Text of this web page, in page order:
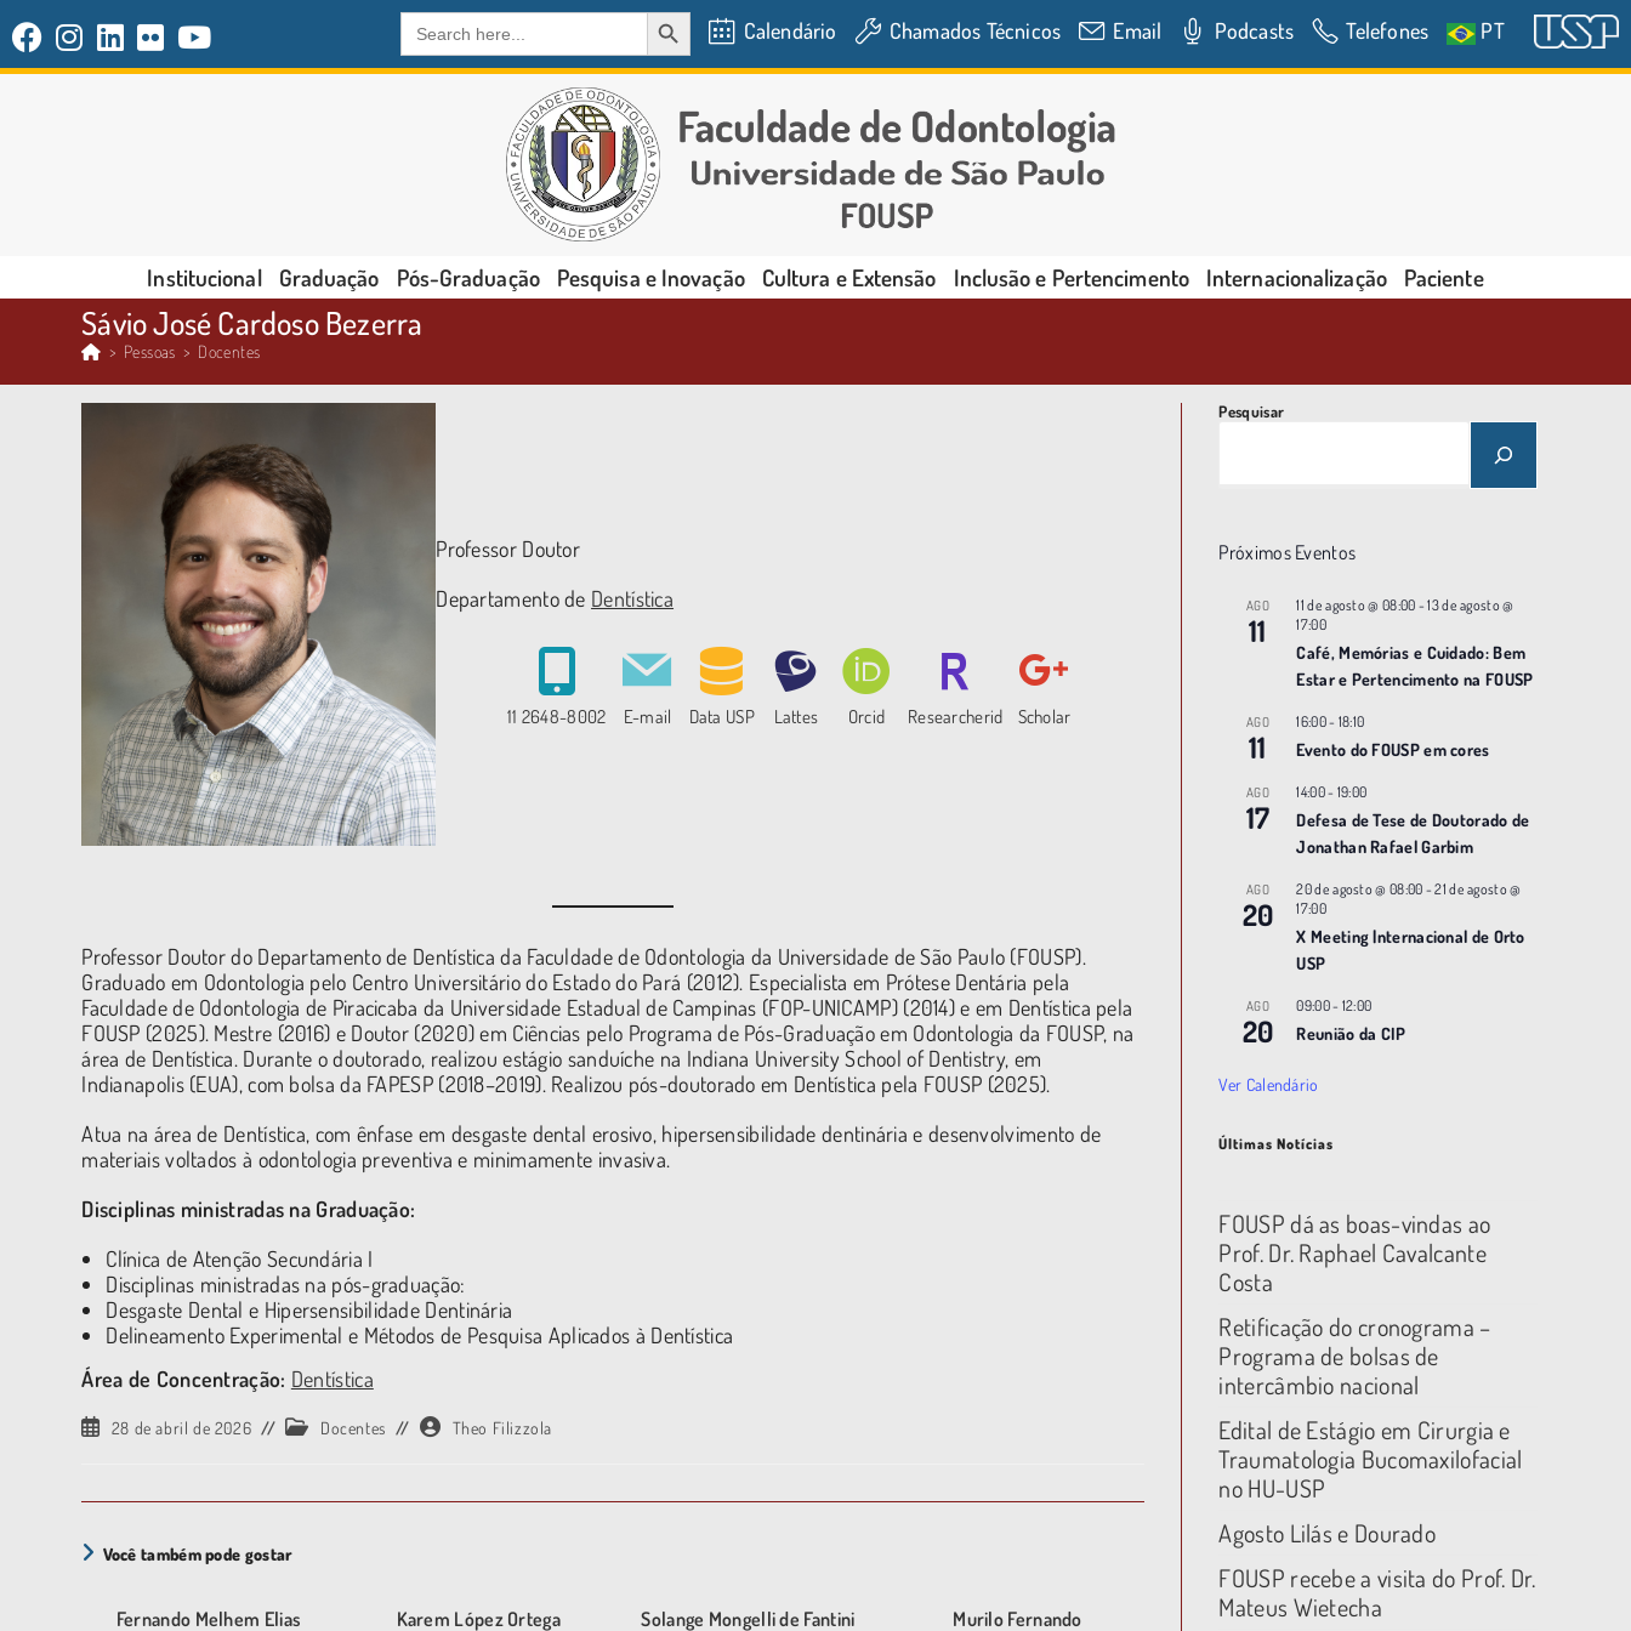
Search
for:
SEARCH BUTTON
Calendário Chamados Técnicos Email Podcasts Telefones PT
Institucional Graduação Pós-Graduação Pesquisa e Inovação Cultura e Extensão Inclusão e Pertencimento Internacionalização Paciente
Sávio José Cardoso Bezerra
> Pessoas > Docentes
Professor Doutor
Departamento de Dentística
11 2648-8002 E-mail Data USP Lattes Orcid Researcherid Scholar
Professor Doutor do Departamento de Dentística da Faculdade de Odontologia da Universidade de São Paulo (FOUSP).
Graduado em Odontologia pelo Centro Universitário do Estado do Pará (2012). Especialista em Prótese Dentária pela
Faculdade de Odontologia de Piracicaba da Universidade Estadual de Campinas (FOP-UNICAMP) (2014) e em Dentística pela
FOUSP (2025). Mestre (2016) e Doutor (2020) em Ciências pelo Programa de Pós-Graduação em Odontologia da FOUSP, na
área de Dentística. Durante o doutorado, realizou estágio sanduíche na Indiana University School of Dentistry, em
Indianapolis (EUA), com bolsa da FAPESP (2018–2019). Realizou pós-doutorado em Dentística pela FOUSP (2025).
Atua na área de Dentística, com ênfase em desgaste dental erosivo, hipersensibilidade dentinária e desenvolvimento de
materiais voltados à odontologia preventiva e minimamente invasiva.
Disciplinas ministradas na Graduação:
Clínica de Atenção Secundária I
Disciplinas ministradas na pós-graduação:
Desgaste Dental e Hipersensibilidade Dentinária
Delineamento Experimental e Métodos de Pesquisa Aplicados à Dentística
Área de Concentração: Dentística
28 de abril de 2026 Docentes Theo Filizzola
Você também pode gostar
Fernando Melhem Elias Karem López Ortega Solange Mongelli de Fantini Murilo Fernando
Pesquisar
Próximos Eventos
AGO
11
11 de agosto @ 08:00 -13 de agosto @
17:00
Café, Memórias e Cuidado: Bem
Estar e Pertencimento na FOUSP
AGO
11
16:00- 18:10
Evento do FOUSP em cores
AGO
17
14:00- 19:00
Defesa de Tese de Doutorado de
Jonathan Rafael Garbim
AGO
20
20 de agosto @ 08:00 -21 de agosto @
17:00
X Meeting |nternacional de Orto
USP
AGO
20
09:00- 12:00
Reunião da CIP
Ver Calendário
Últimas Notícias
FOUSP dá as boas-vindas ao
Prof. Dr. Raphael Cavalcante
Costa
Retificação do cronograma –
Programa de bolsas de
intercâmbio nacional
Edital de Estágio em Cirurgia e
Traumatologia Bucomaxilofacial
no HU-USP
Agosto Lilás e Dourado
FOUSP recebe a visita do Prof. Dr.
Mateus Wietecha